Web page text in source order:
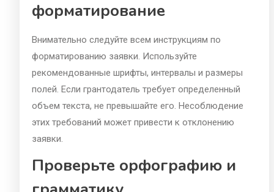
форматирование
Внимательно следуйте всем инструкциям по
форматированию заявки. Используйте
рекомендованные шрифты, интервалы и размеры
полей. Если грантодатель требует определенный
объем текста, не превышайте его. Несоблюдение
этих требований может привести к отклонению
заявки.
Проверьте орфографию и